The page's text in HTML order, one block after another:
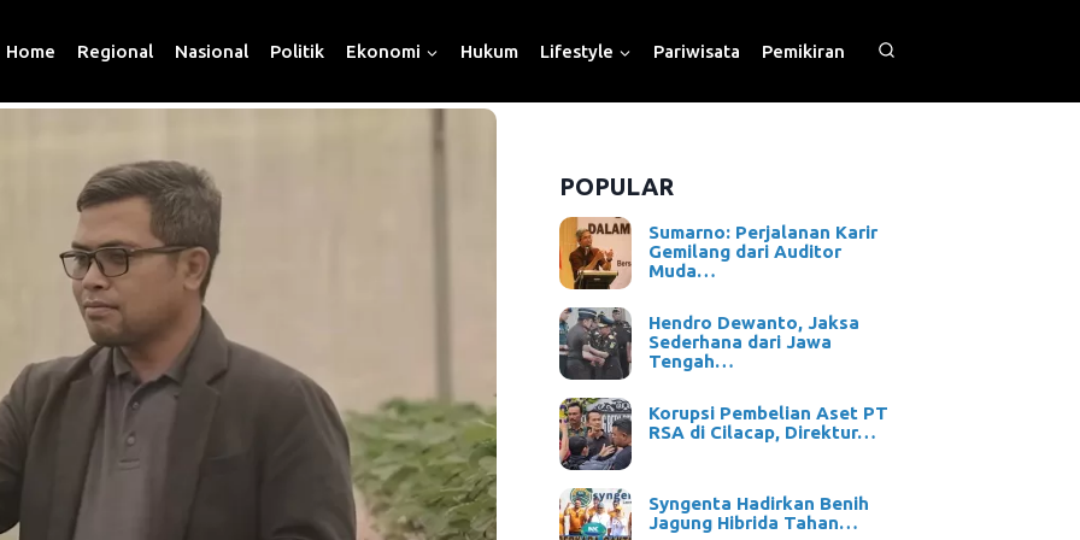
Home Regional Nasional Politik Ekonomi Hukum Lifestyle Pariwisata Pemikiran
POPULAR
Sumarno: Perjalanan Karir
Gemilang dari Auditor
Muda…
Hendro Dewanto, Jaksa
Sederhana dari Jawa
Tengah…
Korupsi Pembelian Aset PT
RSA di Cilacap, Direktur…
Syngenta Hadirkan Benih
Jagung Hibrida Tahan…